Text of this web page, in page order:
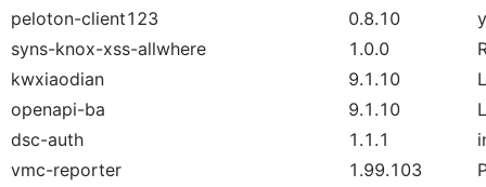
peloton-client123
0.8.10
syns-knox-xss-allwhere
1.0.0
kwxiaodian
9.1.10
openapi-ba
9.1.10
dsc-auth
1.1.1
vmc-reporter
1.99.103